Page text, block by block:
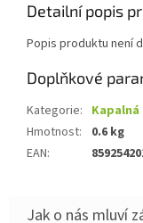
Detailní popis
Popis produktu není
Doplňkové
Kategorie:
Hmotnost:
0.6 kg
EAN: